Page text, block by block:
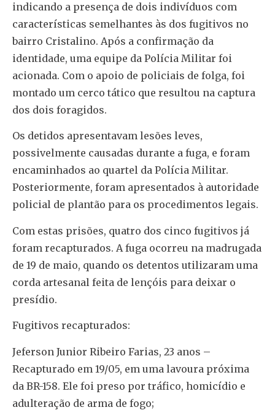
indicando a presença de dois indivíduos com
características semelhantes às dos fugitivos no
bairro Cristalino. Após a confirmação da
identidade, uma equipe da Polícia Militar foi
acionada. Com o apoio de policiais de folga, foi
montado um cerco tático que resultou na captura
dos dois foragidos.
Os detidos apresentavam lesões leves,
possivelmente causadas durante a fuga, e foram
encaminhados ao quartel da Polícia Militar.
Posteriormente, foram apresentados à autoridade
policial de plantão para os procedimentos legais.
Com estas prisões, quatro dos cinco fugitivos já
foram recapturados. A fuga ocorreu na madrugada
de 19 de maio, quando os detentos utilizaram uma
corda artesanal feita de lençóis para deixar o
presídio.
Fugitivos recapturados:
Jeferson Junior Ribeiro Farias, 23 anos –
Recapturado em 19/05, em uma lavoura próxima
da BR-158. Ele foi preso por tráfico, homicídio e
adulteração de arma de fogo;